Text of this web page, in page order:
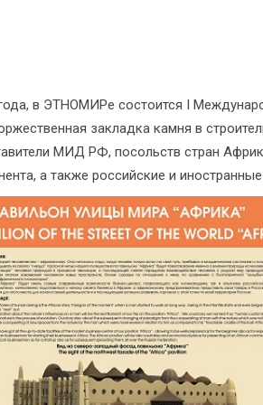
в ЭТНОМИРе состоится I
закладка камня в
МИД РФ, посольств стран
а также российские и